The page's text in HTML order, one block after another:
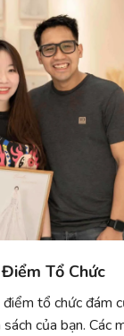
Tổ Chức
tổ chức đám
của bạn. Các